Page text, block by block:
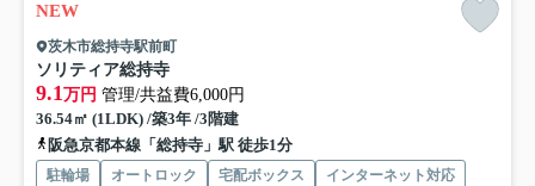
NEW
茨木市総持寺駅前町
ソリティア総持寺
9.1万円 管理/共益費6,000円
36.54㎡ (1LDK) /築3年 /3階建
阪急京都本線「総持寺」駅 徒歩1分
駐輪場 オートロック 宅配ボックス
インターネット対応